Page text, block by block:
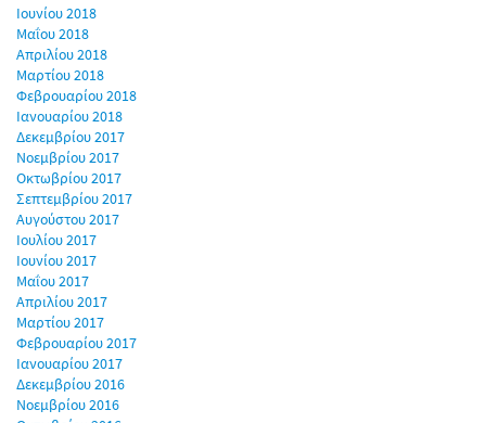
Ιουνίου 2018
Μαΐου 2018
Απριλίου 2018
Μαρτίου 2018
Φεβρουαρίου 2018
Ιανουαρίου 2018
Δεκεμβρίου 2017
Νοεμβρίου 2017
Οκτωβρίου 2017
Σεπτεμβρίου 2017
Αυγούστου 2017
Ιουλίου 2017
Ιουνίου 2017
Μαΐου 2017
Απριλίου 2017
Μαρτίου 2017
Φεβρουαρίου 2017
Ιανουαρίου 2017
Δεκεμβρίου 2016
Νοεμβρίου 2016